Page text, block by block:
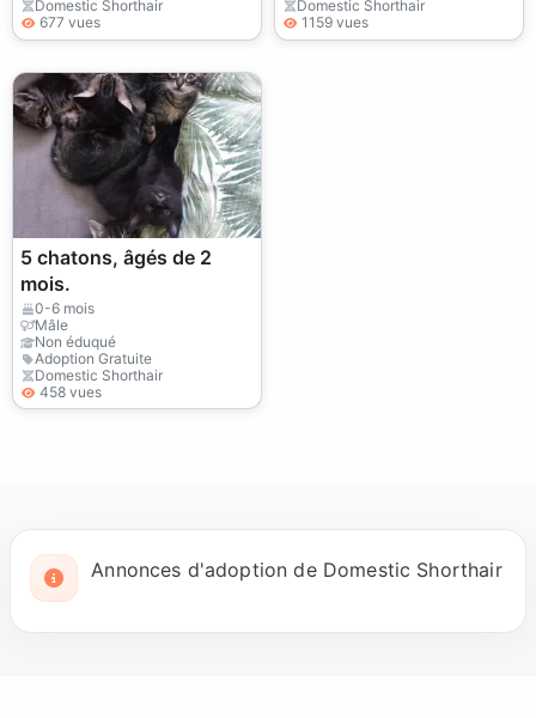
Domestic Shorthair
677 vues
Domestic Shorthair
1159 vues
5 chatons, âgés de 2
mois.
0-6 mois
Mâle
Non éduqué
Adoption Gratuite
Domestic Shorthair
458 vues
Annonces d'adoption de Domestic Shorthair